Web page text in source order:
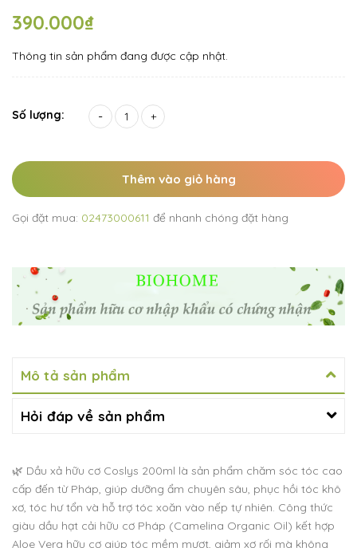
390.000₫
Thông tin sản phẩm đang được cập nhật.
Số lượng: - +
Thêm vào giỏ hàng
Gọi đặt mua: 02473000611 để nhanh chóng đặt hàng
Mô tả sản phẩm
Hỏi đáp về sản phẩm
🌿 Dầu xả hữu cơ Coslys 200ml là sản phẩm chăm sóc tóc cao
cấp đến từ Pháp, giúp dưỡng ẩm chuyên sâu, phục hồi tóc khô
xơ, tóc hư tổn và hỗ trợ tóc xoăn vào nếp tự nhiên. Công thức
giàu dầu hạt cải hữu cơ Pháp (Camelina Organic Oil) kết hợp
Aloe Vera hữu cơ giúp tóc mềm mượt, giảm xơ rối mà không